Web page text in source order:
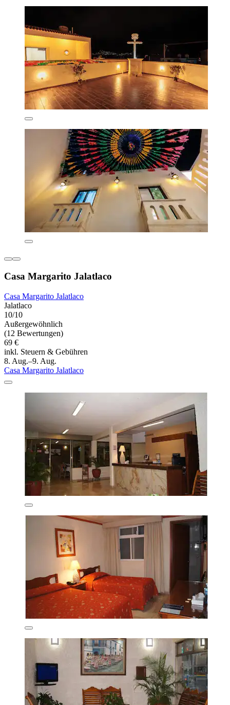
Casa Margarito Jalatlaco
Casa Margarito Jalatlaco
Jalatlaco
10/10
Außergewöhnlich
(12 Bewertungen)
69 €
inkl. Steuern & Gebühren
8. Aug.–9. Aug.
Casa Margarito Jalatlaco